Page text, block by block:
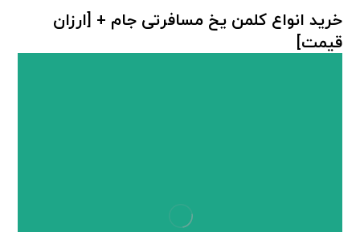
خرید انواع کلمن یخ مسافرتی جام + [ارزان
قیمت]